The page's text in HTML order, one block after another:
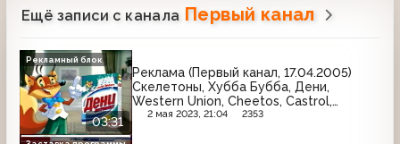
Ещё записи с канала Первый канал
03:31
Реклама (Первый канал, 17.04.2005)
Скелетоны, Хубба Бубба, Дени,
Western Union, Cheetos, Castrol,
Фастум-гель, Philips, Супер-Момент
2 мая 2023, 21:04 2353
Рекламный блок